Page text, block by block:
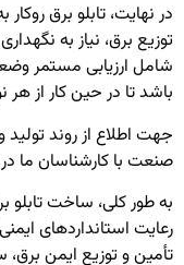
در نهایت، تابلو برق
توزیع برق، نیاز به
شامل ارزیابی مستمر
باشد تا در حین کار از
جهت اطلاع از روند
صنعت با کارشناسان ما در
به طور کلی، ساخت تابلو
رعایت استانداردهای
تأمین و توزیع ایمن